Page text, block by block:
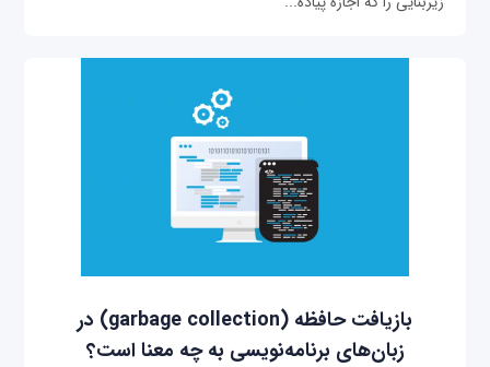
بازیافت حافظه (garbage collection) در
زبان‌های برنامه‌نویسی به چه معنا است؟